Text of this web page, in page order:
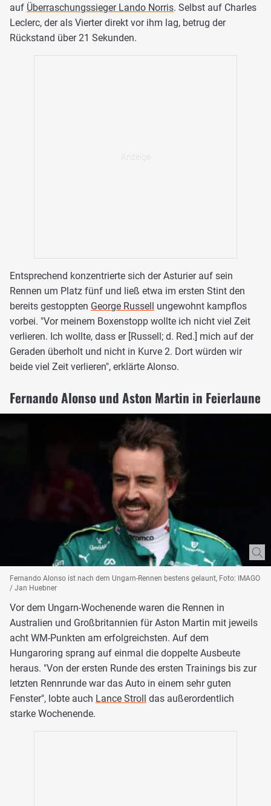
auf Überraschungssieger Lando Norris. Selbst auf Charles
Leclerc, der als Vierter direkt vor ihm lag, betrug der
Rückstand über 21 Sekunden.
Entsprechend konzentrierte sich der Asturier auf sein
Rennen um Platz fünf und ließ etwa im ersten Stint den
bereits gestoppten George Russell
ungewohnt kampflos
vorbei. "Vor meinem Boxenstopp wollte ich nicht viel Zeit
verlieren. Ich wollte, dass er [Russell; d. Red.] mich auf der
Geraden überholt und nicht in Kurve 2. Dort würden wir
beide viel Zeit verlieren", erklärte Alonso.
Fernando Alonso und Aston Martin in Feierlaune
Fernando Alonso ist nach dem Ungarn-Rennen bestens gelaunt, Foto: IMAGO
/ Jan Huebner
Vor dem Ungarn-Wochenende waren die Rennen in
Australien und Großbritannien für Aston Martin mit jeweils
acht WM-Punkten am erfolgreichsten. Auf dem
Hungaroring sprang auf einmal die doppelte Ausbeute
heraus. "Von der ersten Runde des ersten Trainings bis zur
letzten Rennrunde war das Auto in einem sehr guten
Fenster", lobte auch Lance Stroll
das außerordentlich
starke Wochenende.